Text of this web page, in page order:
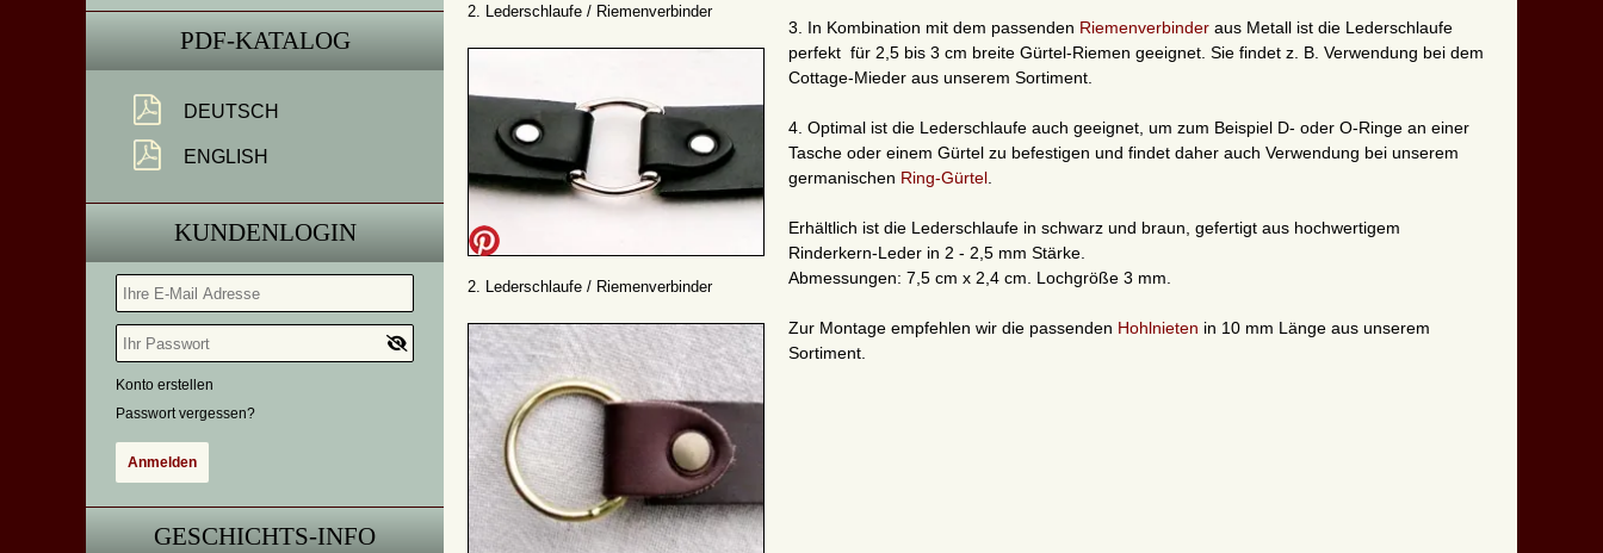
PDF-KATALOG
DEUTSCH
ENGLISH
KUNDENLOGIN
Konto erstellen
Passwort vergessen?
GESCHICHTS-INFO
2. Lederschlaufe / Riemenverbinder
2. Lederschlaufe / Riemenverbinder
3. In Kombination mit dem passenden Riemenverbinder aus Metall ist die Lederschlaufe
perfekt für 2,5 bis 3 cm breite Gürtel-Riemen geeignet. Sie findet z. B. Verwendung bei dem
Cottage-Mieder aus unserem Sortiment.
4. Optimal ist die Lederschlaufe auch geeignet, um zum Beispiel D- oder O-Ringe an einer
Tasche oder einem Gürtel zu befestigen und findet daher auch Verwendung bei unserem
germanischen Ring-Gürtel
Erhältlich ist die Lederschlaufe in schwarz und braun, gefertigt aus hochwertigem
Rinderkern-Leder in 2 - 2,5 mm Stärke.
Abmessungen: 7,5 cm x 2,4 cm. Lochgröße 3 mm.
Zur Montage empfehlen wir die passenden Hohlnieten in 10 mm Länge aus unserem
Sortiment.